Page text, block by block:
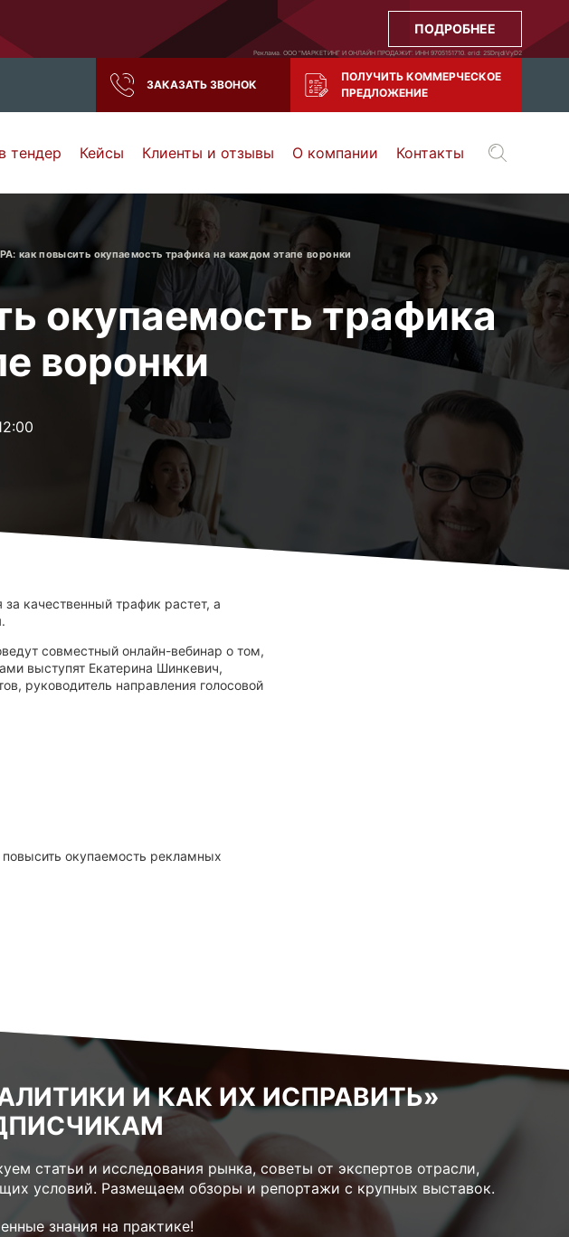
ПОДРОБНЕЕ
Реклама. ООО "МАРКЕТИНГ И ОНЛАЙН ПРОДАЖИ". ИНН 9705151710. erid: 2SDnjdiVyD2
ЗАКАЗАТЬ ЗВОНОК
ПОЛУЧИТЬ КОММЕРЧЕСКОЕ
ПРЕДЛОЖЕНИЕ
Воронеж
Тула
на-Дону Казань и все регионы РФ
тендер Кейсы Клиенты и отзывы О компании Контакты
как повысить окупаемость трафика на каждом этапе воронки
окупаемость трафика
воронки
качественный трафик растет, а
совместный онлайн-вебинар о том,
выступят Екатерина Шинкевич,
руководитель направления голосовой
окупаемость рекламных
И КАК ИХ ИСПРАВИТЬ»
статьи и исследования рынка, советы от экспертов отрасли,
условий. Размещаем обзоры и репортажи с крупных выставок.
знания на практике!